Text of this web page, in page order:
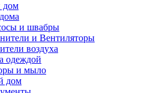
дом
и швабры
и Вентиляторы
воздуха
одеждой
и мыло
дом